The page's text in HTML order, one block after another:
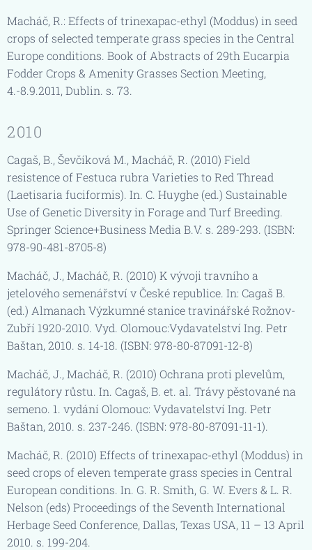
Macháč, R.: Effects of trinexapac-ethyl (Moddus) in seed
crops of selected temperate grass species in the Central
Europe conditions. Book of Abstracts of 29th Eucarpia
Fodder Crops & Amenity Grasses Section Meeting,
4.-8.9.2011, Dublin. s. 73.
2010
Cagaš, B., Ševčíková M., Macháč, R. (2010) Field
resistence of Festuca rubra Varieties to Red Thread
(Laetisaria fuciformis). In. C. Huyghe (ed.) Sustainable
Use of Genetic Diversity in Forage and Turf Breeding.
Springer Science+Business Media B.V. s. 289-293. (ISBN:
978-90-481-8705-8)
Macháč, J., Macháč, R. (2010) K vývoji travního a
jetelového semenářství v České republice. In: Cagaš B.
(ed.) Almanach Výzkumné stanice travinářské Rožnov-
Zubří 1920-2010. Vyd. Olomouc:Vydavatelství Ing. Petr
Baštan, 2010. s. 14-18. (ISBN: 978-80-87091-12-8)
Macháč, J., Macháč, R. (2010) Ochrana proti plevelům,
regulátory růstu. In. Cagaš, B. et. al. Trávy pěstované na
semeno. 1. vydání Olomouc: Vydavatelství Ing. Petr
Baštan, 2010. s. 237-246. (ISBN: 978-80-87091-11-1).
Macháč, R. (2010) Effects of trinexapac-ethyl (Moddus) in
seed crops of eleven temperate grass species in Central
European conditions. In. G. R. Smith, G. W. Evers & L. R.
Nelson (eds) Proceedings of the Seventh International
Herbage Seed Conference, Dallas, Texas USA, 11 – 13 April
2010. s. 199-204.